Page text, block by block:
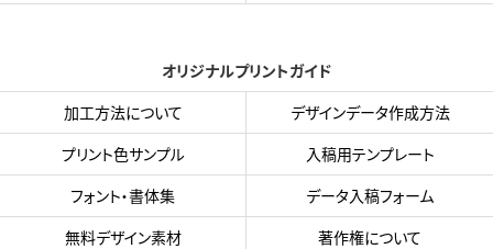
オリジナルプリントガイド
加工方法について
デザインデータ作成方法
プリント色サンプル
入稿用テンプレート
フォント・書体集
データ入稿フォーム
無料デザイン素材
著作権について